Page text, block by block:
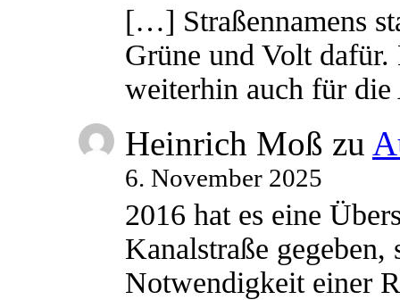
[…] Straßennamens
Grüne und Volt
weiterhin auch für
Heinrich Moß zu
6. November 2025
2016 hat es eine
Kanalstraße
Notwendigkeit einer